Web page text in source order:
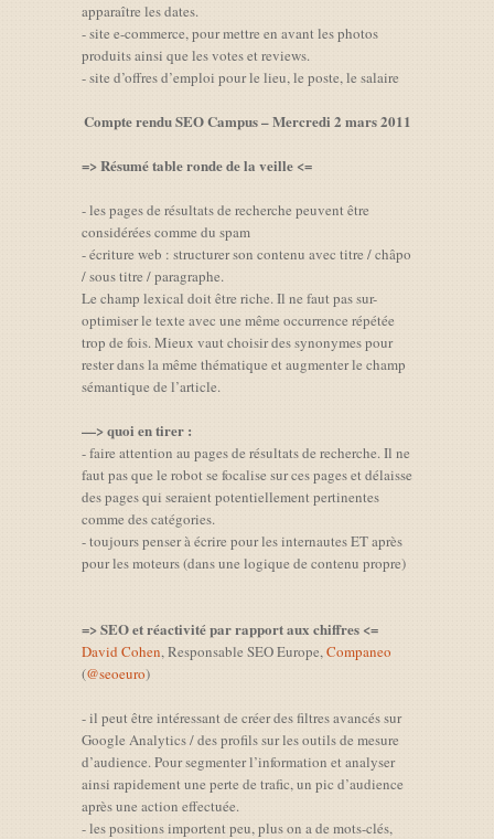
apparaître les dates.
- site e-commerce, pour mettre en avant les photos
produits ainsi que les votes et reviews.
- site d’offres d’emploi pour le lieu, le poste, le salaire
Compte rendu SEO Campus – Mercredi 2 mars 2011
=> Résumé table ronde de la veille <=
- les pages de résultats de recherche peuvent être
considérées comme du spam
- écriture web : structurer son contenu avec titre / châpo
/ sous titre / paragraphe.
Le champ lexical doit être riche. Il ne faut pas sur-
optimiser le texte avec une même occurrence répétée
trop de fois. Mieux vaut choisir des synonymes pour
rester dans la même thématique et augmenter le champ
sémantique de l’article.
—> quoi en tirer :
- faire attention au pages de résultats de recherche. Il ne
faut pas que le robot se focalise sur ces pages et délaisse
des pages qui seraient potentiellement pertinentes
comme des catégories.
- toujours penser à écrire pour les internautes ET après
pour les moteurs (dans une logique de contenu propre)
=> SEO et réactivité par rapport aux chiffres <=
David Cohen, Responsable SEO Europe,Companeo
(@seoeuro)
- il peut être intéressant de créer des filtres avancés sur
Google Analytics / des profils sur les outils de mesure
d’audience. Pour segmenter l’information et analyser
ainsi rapidement une perte de trafic, un pic d’audience
après une action effectuée.
- les positions importent peu, plus on a de mots-clés,